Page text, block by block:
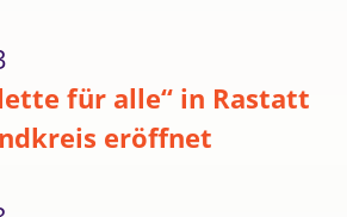
für alle“ in Rastatt
eröffnet